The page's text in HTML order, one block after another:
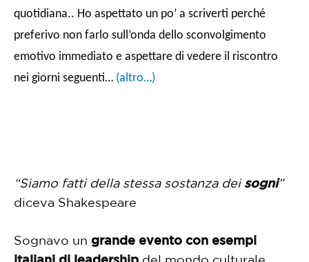
quotidiana.. Ho aspettato un po’ a scriverti perché
preferivo non farlo sull’onda dello sconvolgimento
emotivo immediato e aspettare di vedere il riscontro
nei giorni seguenti… (altro…)
“Siamo fatti della stessa sostanza dei sogni”
diceva Shakespeare
Sognavo un grande evento con esempi
italiani di leadership del mondo culturale,